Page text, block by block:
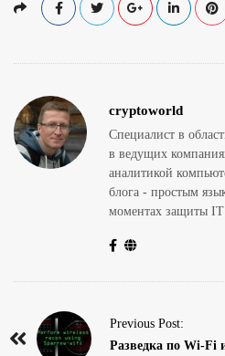
cryptoworld
Специалист в
в ведущих
аналитикой
блога - простым
моментах защиты IT
Previous Post:
Разведка по Wi-Fi